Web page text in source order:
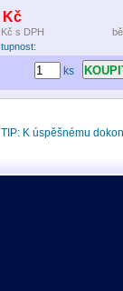
Kč
s DPH
ks
TIP: K úspěšnému